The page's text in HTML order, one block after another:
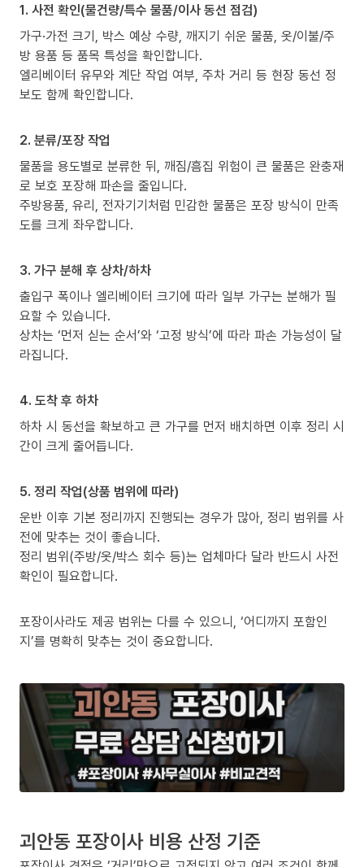
1. 사전 확인(물건량/특수 물품/이사 동선 점검)
가구·가전 크기, 박스 예상 수량, 깨지기 쉬운 물품, 옷/이불/주
방 용품 등 품목 특성을 확인합니다.
엘리베이터 유무와 계단 작업 여부, 주차 거리 등 현장 동선 정
보도 함께 확인합니다.
2. 분류/포장 작업
물품을 용도별로 분류한 뒤, 깨짐/흠집 위험이 큰 물품은 완충재
로 보호 포장해 파손을 줄입니다.
주방용품, 유리, 전자기기처럼 민감한 물품은 포장 방식이 만족
도를 크게 좌우합니다.
3. 가구 분해 후 상차/하차
출입구 폭이나 엘리베이터 크기에 따라 일부 가구는 분해가 필
요할 수 있습니다.
상차는 ‘먼저 싣는 순서’와 ‘고정 방식’에 따라 파손 가능성이 달
라집니다.
4. 도착 후 하차
하차 시 동선을 확보하고 큰 가구를 먼저 배치하면 이후 정리 시
간이 크게 줄어듭니다.
5. 정리 작업(상품 범위에 따라)
운반 이후 기본 정리까지 진행되는 경우가 많아, 정리 범위를 사
전에 맞추는 것이 좋습니다.
정리 범위(주방/옷/박스 회수 등)는 업체마다 달라 반드시 사전
확인이 필요합니다.
포장이사라도 제공 범위는 다를 수 있으니, ‘어디까지 포함인
지’를 명확히 맞추는 것이 중요합니다.
괴안동 포장이사 비용 산정 기준